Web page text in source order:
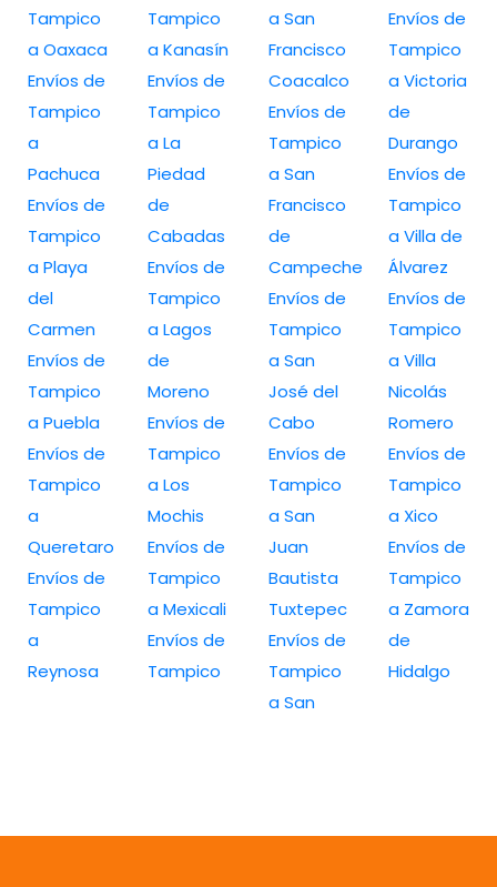
Tampico
a Oaxaca
Envíos de
Tampico
a
Pachuca
Envíos de
Tampico
a Playa
del
Carmen
Envíos de
Tampico
a Puebla
Envíos de
Tampico
a
Queretaro
Envíos de
Tampico
a
Reynosa
Tampico
a Kanasín
Envíos de
Tampico
a La
Piedad
de
Cabadas
Envíos de
Tampico
a Lagos
de
Moreno
Envíos de
Tampico
a Los
Mochis
Envíos de
Tampico
a Mexicali
Envíos de
Tampico
a San
Francisco
Coacalco
Envíos de
Tampico
a San
Francisco
de
Campeche
Envíos de
Tampico
a San
José del
Cabo
Envíos de
Tampico
a San
Juan
Bautista
Tuxtepec
Envíos de
Tampico
a San
Envíos de
Tampico
a Victoria
de
Durango
Envíos de
Tampico
a Villa de
Álvarez
Envíos de
Tampico
a Villa
Nicolás
Romero
Envíos de
Tampico
a Xico
Envíos de
Tampico
a Zamora
de
Hidalgo